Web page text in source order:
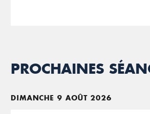
PROCHAINES
DIMANCHE 9 AOÛT 2026